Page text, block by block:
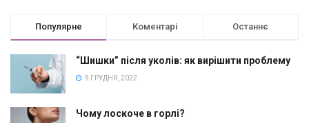
Популярне Коментарі Останнє
“Шишки” після уколів: як вирішити проблему
9 ГРУДНЯ, 2022
Чому лоскоче в горлі?